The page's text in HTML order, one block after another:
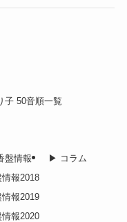
子 50音順一覧
盤情報
報2018
報2019
報2020
▶︎ コラム